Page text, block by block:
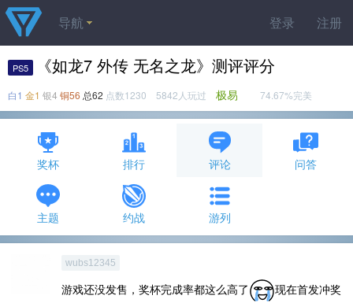
登录 注册
导航
PS5 《如龙7 外传 无名之龙》测评评分
白1 金1 银4 铜56 总62 点数1230 5842人玩过 极易 74.67%完美
奖杯 排行 评论 问答
主题 约战 游列
wubs12345
游戏还没发售，奖杯完成率都这么高了
现在首发冲奖